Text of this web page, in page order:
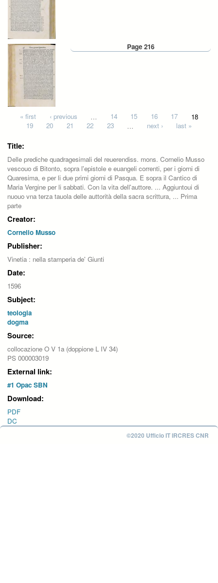
Page 216
Pages
« first ‹ previous … 14 15 16 17
18
19
20 21 22 23 … next › last »
Title:
Delle prediche quadragesimali del reuerendiss. mons. Cornelio Musso
vescouo di Bitonto, sopra l'epistole e euangeli correnti, per i giorni di
Quaresima, e per li due primi giorni di Pasqua. E sopra il Cantico di
Maria Vergine per li sabbati. Con la vita dell'auttore. ... Aggiuntoui di
nuouo vna terza tauola delle auttorità della sacra scrittura, ... Prima
parte
Creator:
Cornelio Musso
Publisher:
Vinetia : nella stamperia de' Giunti
Date:
1596
Subject:
teologia
dogma
Source:
collocazione O V 1a (doppione L IV 34)
PS 000003019
External link:
#1 Opac SBN
Download:
PDF
DC
©2020 Ufficio IT IRCRES CNR